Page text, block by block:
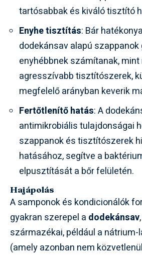
tartósabbak és kiváló tisztító
Enyhe tisztítás: Bár
dodekánsav alapú szappanok
enyhébbnek számítanak, mint
agresszívabb tisztítószerek,
megfelelő arányban keverik
Fertőtlenítő hatás: A
antimikrobiális tulajdonságai
szappanok és tisztítószerek
hatásához, segítve a
elpusztítását a bőr felületén.
Hajápolás
A samponok és kondicionálók
gyakran szerepel a dodekánsav
származékai, például a
(amely azonban nem